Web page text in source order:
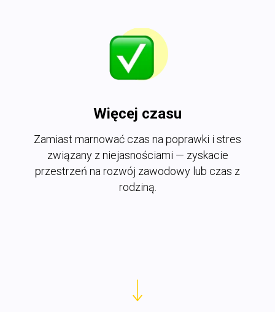
Więcej czasu
Zamiast marnować czas na poprawki i stres
związany z niejasnościami — zyskacie
przestrzeń na rozwój zawodowy lub czas z
rodziną.